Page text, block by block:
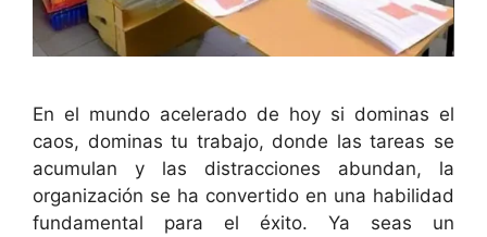
En el mundo acelerado de hoy si dominas el
caos, dominas tu trabajo, donde las tareas se
acumulan y las distracciones abundan, la
organización se ha convertido en una habilidad
fundamental para el éxito. Ya seas un